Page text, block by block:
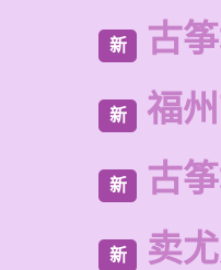
新 古
新 福
新 古
新 卖